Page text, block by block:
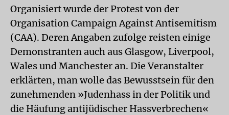
Organisiert wurde der Protest von der
Organisation Campaign Against Antisemitism
(CAA). Deren Angaben zufolge reisten einige
Demonstranten auch aus Glasgow, Liverpool,
Wales und Manchester an. Die Veranstalter
erklärten, man wolle das Bewusstsein für den
zunehmenden »Judenhass in der Politik und
die Häufung antijüdischer Hassverbrechen«